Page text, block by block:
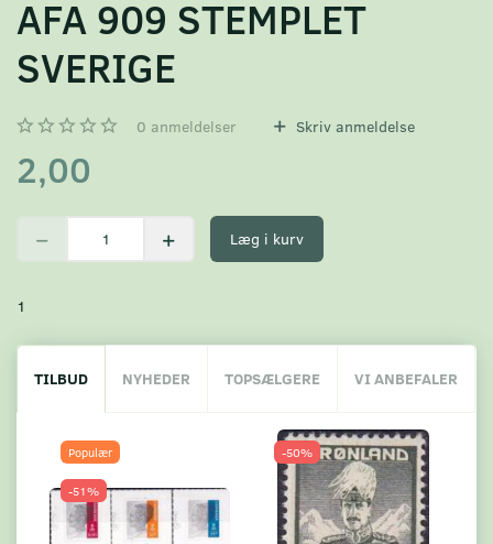
AFA 909 STEMPLET
SVERIGE
0 anmeldelser Skriv anmeldelse
2,00
Læg i kurv
1
TILBUD NYHEDER TOPSÆLGERE VI ANBEFALER
Populær
-51%
-50%